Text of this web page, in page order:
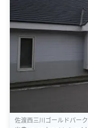
佐渡西三川ゴールドパーク